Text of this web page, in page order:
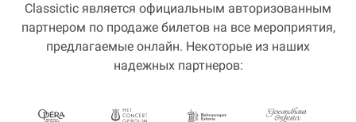
Classictic является официальным авторизованным
партнером по продаже билетов на все мероприятия,
предлагаемые онлайн. Некоторые из наших
надежных партнеров: